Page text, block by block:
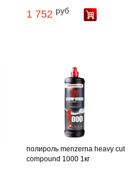
1 752 руб
полироль menzerna heavy cut
compound 1000 1кг